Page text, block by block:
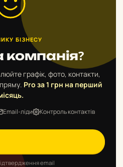
БІЗНЕСУ
графік, фото, контакти,
Pro за 1 грн на перший
Email-ліди Контроль контактів
email